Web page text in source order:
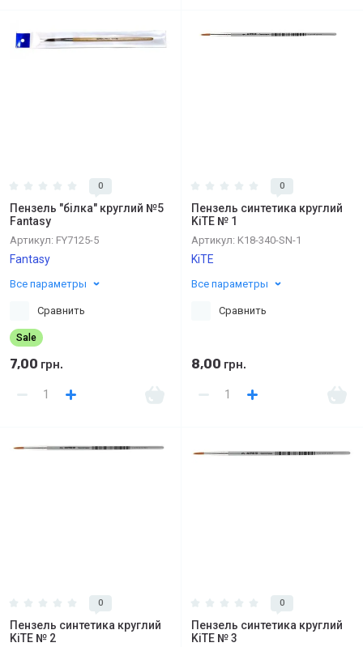
0
Пензель "білка" круглий №5
Fantasy
Артикул: FY7125-5
Fantasy
Все параметры
Сравнить
Sale
7,00 грн.
0
Пензель синтетика круглий
KiTE № 1
Артикул: K18-340-SN-1
KiTE
Все параметры
Сравнить
8,00 грн.
0
Пензель синтетика круглий
KiTE № 2
0
Пензель синтетика круглий
KiTE № 3